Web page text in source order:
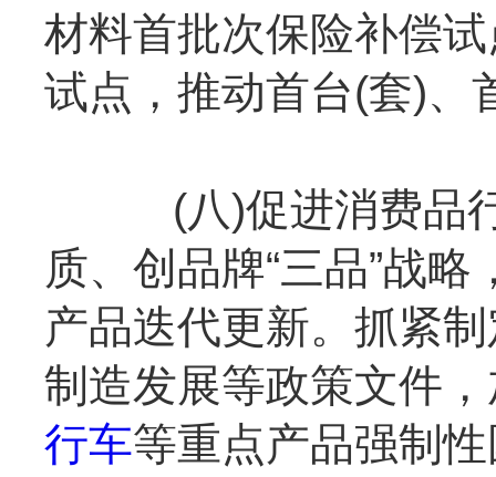
材料首批次保险补偿
试点，推动首台(套)、
(八)促进消费品行
质、创品牌“三品”战
产品迭代更新。抓紧
制造发展等政策文件
行车等重点产品强制